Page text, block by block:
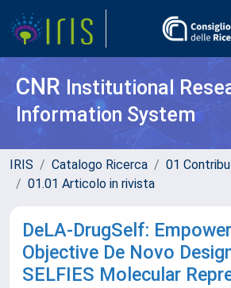
CNR Institutional
Information System
IRIS Catalogo Ricerca
01
01.01 Articolo in rivista
DeLA-DrugSelf:
Objective De Novo
SELFIES Molecular